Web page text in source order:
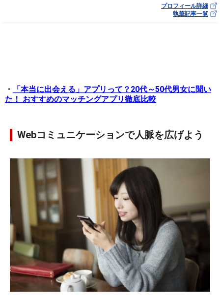
プロフィール詳細
執筆記事一覧
・
「本当に出会える」アプリって？20代～50代男女に聞い
た！ おすすめのマッチングアプリ徹底比較
Webコミュニケーションで人脈を広げよう